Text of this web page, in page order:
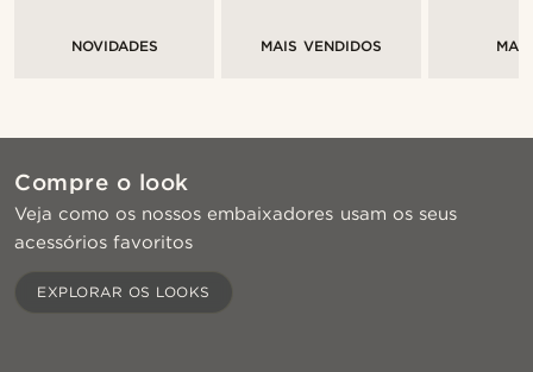
NOVIDADES MAIS VENDIDOS
Compre o look
Veja como os nossos embaixadores usam os seus
acessórios favoritos
EXPLORAR OS LOOKS